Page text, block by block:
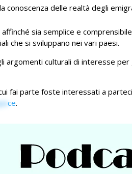
conoscenza delle realtà degli
affinché sia semplice e
che si sviluppano nei vari paesi.
argomenti culturali di interesse per
fai parte foste interessati a
ce.